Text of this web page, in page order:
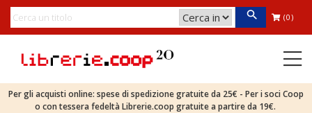
(0)
Per gli acquisti online: spese di spedizione gratuite da 25€ - Per i soci Coop
o con tessera fedeltà Librerie.coop gratuite a partire da 19€.